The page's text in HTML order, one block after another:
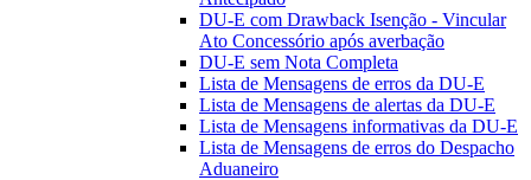
DU-E com Drawback Isenção - Vincular
Ato Concessório após averbação
DU-E sem Nota Completa
Lista de Mensagens de erros da DU-E
Lista de Mensagens de alertas da DU-E
Lista de Mensagens informativas da DU-E
Lista de Mensagens de erros do Despacho
Aduaneiro